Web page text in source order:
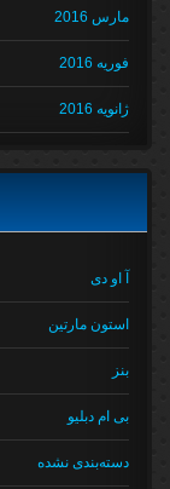
مارس 2016
فوریه 2016
ژانویه 2016
آ او دی
استون مارتین
بی ام دبلیو
دسته‌بندی نشده